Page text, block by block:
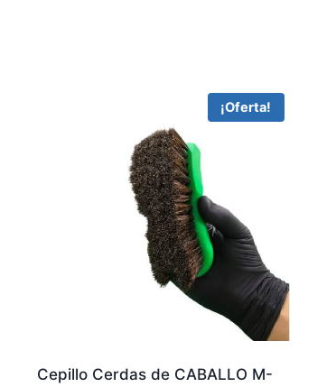
¡Oferta!
Cepillo Cerdas de CABALLO M-